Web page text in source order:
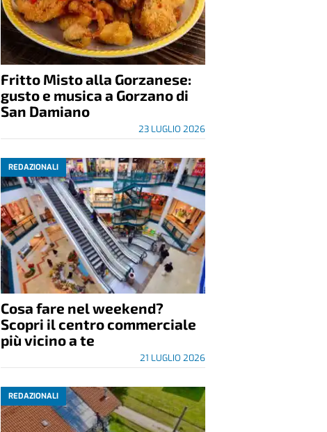
Fritto Misto alla Gorzanese:
gusto e musica a Gorzano di
San Damiano
23 LUGLIO 2026
REDAZIONALI
Cosa fare nel weekend?
Scopri il centro commerciale
più vicino a te
21 LUGLIO 2026
REDAZIONALI